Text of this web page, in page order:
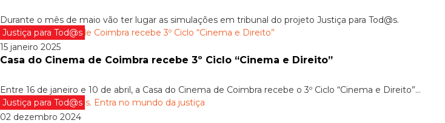
Durante o mês de maio vão ter lugar as simulações em tribunal do projeto Justiça para Tod@s.
Justiça para Tod@s
15 janeiro 2025
Casa do Cinema de Coimbra recebe 3º Ciclo “Cinema e Direito”
Entre 16 de janeiro e 10 de abril, a Casa do Cinema de Coimbra recebe o 3º Ciclo “Cinema e Direito”...
Justiça para Tod@s
02 dezembro 2024